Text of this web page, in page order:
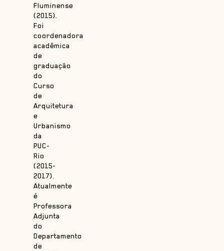
Fluminense
(2015).
Foi
coordenadora
acadêmica
de
graduação
do
Curso
de
Arquitetura
e
Urbanismo
da
PUC-
Rio
(2015-
2017).
Atualmente
é
Professora
Adjunta
do
Departamento
de